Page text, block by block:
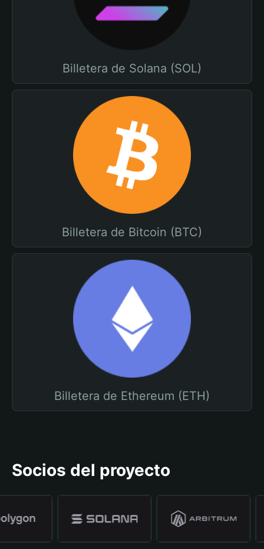
Billetera de Solana (SOL)
Billetera de Bitcoin (BTC)
Billetera de Ethereum (ETH)
Socios del proyecto